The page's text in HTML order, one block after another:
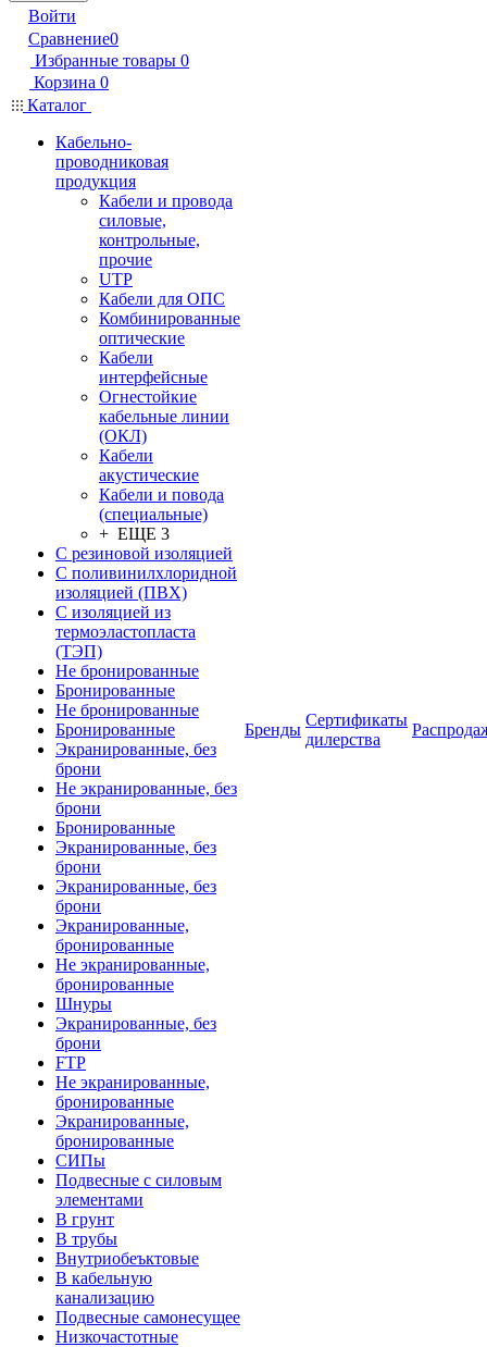
Войти
Сравнение0
Избранные товары 0
Корзина 0
Каталог
Кабельно-
проводниковая
продукция
Кабели и провода
силовые,
контрольные,
прочие
UTP
Кабели для ОПС
Комбинированные
оптические
Кабели
интерфейсные
Огнестойкие
кабельные линии
(ОКЛ)
Кабели
акустические
Кабели и повода
(специальные)
+ ЕЩЕ 3
С резиновой изоляцией
С поливинилхлоридной
изоляцией (ПВХ)
С изоляцией из
термоэластопласта
(ТЭП)
Не бронированные
Бронированные
Не бронированные
Бронированные
Экранированные, без
брони
Не экранированные, без
брони
Бронированные
Экранированные, без
брони
Экранированные, без
брони
Экранированные,
бронированные
Не экранированные,
бронированные
Шнуры
Экранированные, без
брони
FTP
Не экранированные,
бронированные
Экранированные,
бронированные
СИПы
Подвесные с силовым
элементами
В грунт
В трубы
Внутриобеъктовые
В кабельную
канализацию
Подвесные самонесущее
Низкочастотные
Бренды
Сертификаты
дилерства